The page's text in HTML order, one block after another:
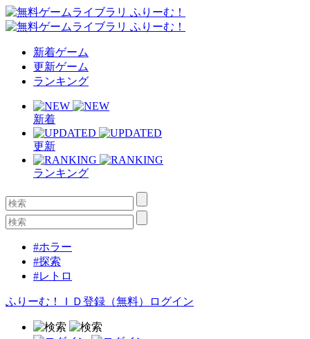
新着ゲーム
更新ゲーム
ランキング
新着
更新
ランキング
#ホラー
#探索
#レトロ
ふりーむ！ＩＤ登録（無料） ログイン